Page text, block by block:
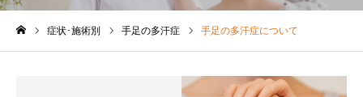
症状･施術別 手足の多汗症 手足の多汗症について